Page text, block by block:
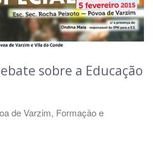
sobre a Educação
de Varzim, Formação e